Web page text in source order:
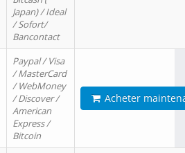
Japan) / Ideal
/ Sofort/
Bancontact
Paypal / Visa
/ MasterCard
/ WebMoney
/ Discover /
American
Express /
Bitcoin
Acheter